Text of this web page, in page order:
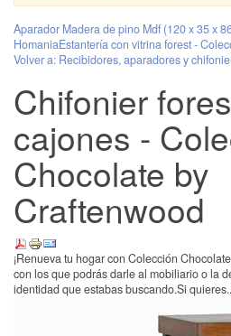
Aparador Madera de pino Mdf (120 x 35 x
HomaniaEstantería con vitrina forest -
Volver a: Recibidores, aparadores y
Chifonier
cajones -
Chocolate by
Craftenwood
¡Renueva tu hogar con Colección
con los que podrás darle al mobiliario o la
identidad que estabas buscando.Si